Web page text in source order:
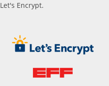
Let's Encrypt.